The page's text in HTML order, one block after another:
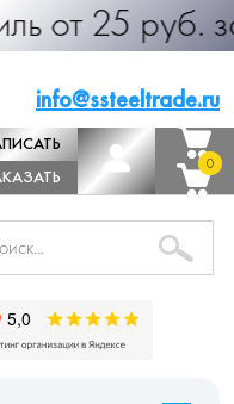
за м.п.
info@ssteeltrade.ru
0
0